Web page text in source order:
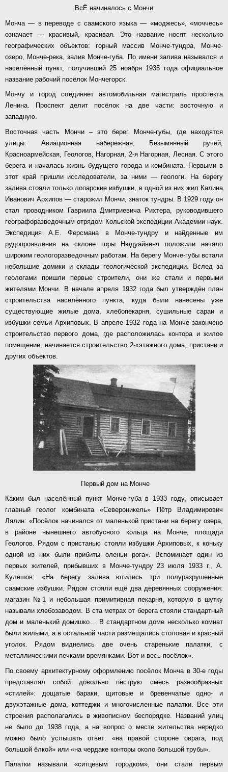
ВсЁ начиналось с Мончи
Монча — в переводе с саамского языка — «моджесь», «моччесь»
означает — красивый, красивая. Это название носят несколько
географических объектов: горный массив Монче-тундра, Монче-
озеро, Монче-река, залив Монче-губа. По имени залива назывался и
населённый пункт, получивший 25 ноября 1935 года официальное
название рабочий посёлок Мончегорск.
Мончу и город соединяет автомобильная магистраль проспекта
Ленина. Проспект делит посёлок на две части: восточную и
западную.
Восточная часть Мончи – это берег Монче-губы, где находятся
улицы: Авиационная набережная, Безымянный ручей,
Красноармейская, Геологов, Нагорная, 2-я Нагорная, Лесная. С этого
берега и началась жизнь будущего города и комбината. Первыми в
этот край пришли исследователи, за ними — геологи. На берегу
залива стояли только лопарские избушки, в одной из них жил Калина
Иванович Архипов — старожил Мончи, знаток тундры. В 1929 году он
стал проводником Гавриила Дмитриевича Рихтера, руководившего
географоразведочным отрядом Кольской экспедиции Академии наук.
Экспедиция А.Е. Ферсмана в Монче-тундру и найденные им
рудопроявления на склоне горы Нюдуайвенч положили начало
широким геологоразведочным работам. На берегу Монче-губы встали
небольшие домики и склады геологической экспедиции. Вслед за
геологами пришли первые строители, они же стали и первыми
жителями Мончи. В начале апреля 1932 года был утверждён план
строительства населённого пункта, куда были нанесены уже
существующие жилые дома, хлебопекарня, сушильные сараи и
избушки семьи Архиповых. В апреле 1932 года на Монче закончено
строительство первого дома, где расположилась контора и жилое
помещение, начинается строительство 2-хэтажного дома, пристани и
других объектов.
Первый дом на Монче
Каким был населённый пункт Монче-губа в 1933 году, описывает
главный геолог комбината «Североникель» Пётр Владимирович
Лялин: «Посёлок начинался от маленькой пристани на берегу озера,
в районе нынешнего автобусного кольца на Монче, площади
Геологов. Рядом с пристанью стояли избушки Архиповых, к коньку
одной из них были прибиты оленьи рога». Вспоминает один из
первых жителей, прибывших в Монче-тундру 23 июля 1933 г., А.
Кулешов: «На берегу залива ютились три полуразрушенные
саамские избушки. Рядом стояли ещё два деревянных сооружения:
магазин №1 и небольшая примитивная пекарня, которую в шутку
называли хлебозаводом. В ста метрах от берега стояли стандартный
дом и маленький домишко… В стандартном доме несколько комнат
были жилыми, а в остальной части размещались столовая и красный
уголок. Рядом виднелись две очень старенькие палатки, с
металлическими печками-времянками. Вот и весь посёлок».
По своему архитектурному оформлению посёлок Монча в 30-е годы
представлял собой довольно пёструю смесь разнообразных
«стилей»: дощатые бараки, щитовые и бревенчатые одно- и
двухэтажные дома, коттеджи и многочисленные палатки. Все эти
строения располагались в живописном беспорядке. Названий улиц
не было до 1938 года, а на вопрос о месте жительства нередко
можно было услышать ответ: «на правой стороне оврага, под
большой ёлкой» или «на чердаке конторы около большой трубы».
Палатки называли «ситцевым городком», они стали первым